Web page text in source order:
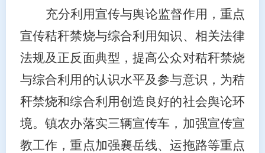
充分利用宣传与舆论监督作用，重点
宣传秸秆禁烧与综合利用知识、相关法律
法规及正反面典型，提高公众对秸秆禁烧
与综合利用的认识水平及参与意识，为秸
秆禁烧和综合利用创造良好的社会舆论环
境。镇农办落实三辆宣传车，加强宣传宣
教工作，重点加强襄岳线、运拖路等重点